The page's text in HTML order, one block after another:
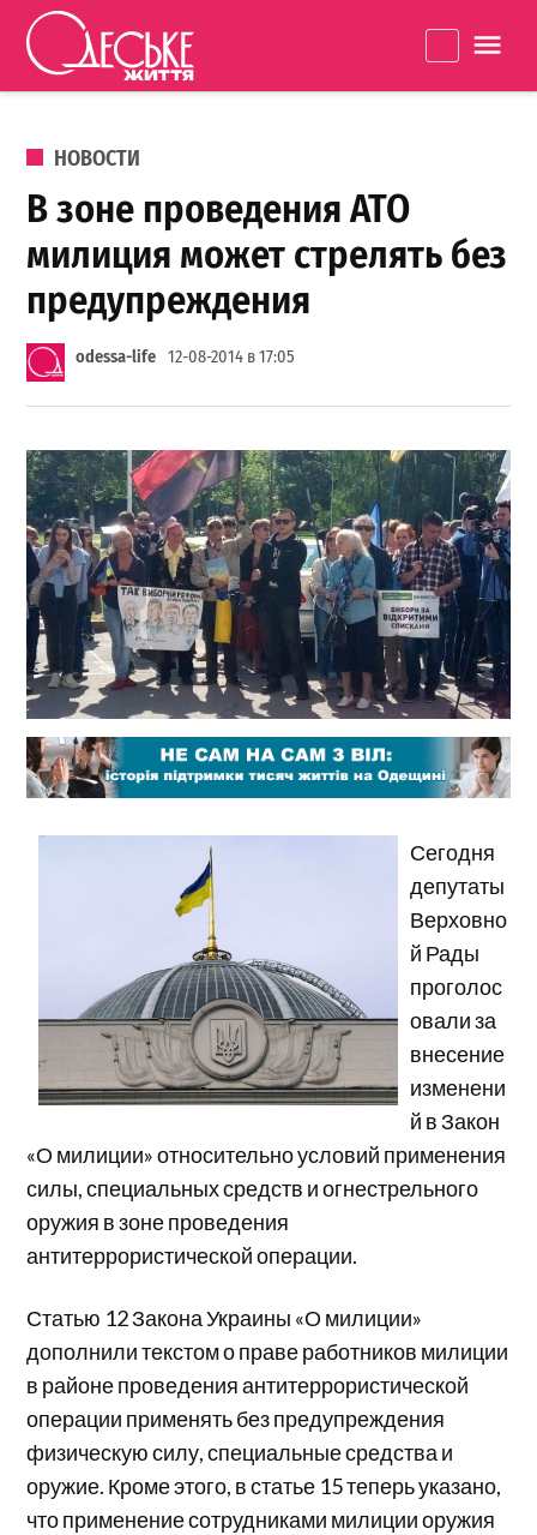
Перейти к содержанию
життя
ОПУБЛИКОВАНО В
НОВОСТИ
В зоне проведения АТО
милиция может стрелять без
предупреждения
odessa-life 12-08-2014 в 17:05
Сегодня
депутаты
Верховно
й Рады
проголос
овали за
внесение
изменени
й в Закон
«О милиции» относительно условий применения
силы, специальных средств и огнестрельного
оружия в зоне проведения
антитеррористической операции.
Статью 12 Закона Украины «О милиции»
дополнили текстом о праве работников милиции
в районе проведения антитеррористической
операции применять без предупреждения
физическую силу, специальные средства и
оружие. Кроме этого, в статье 15 теперь указано,
что применение сотрудниками милиции оружия